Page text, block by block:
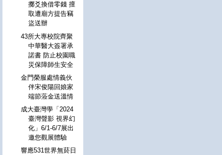
擲爻換借零錢 擅
取遭廟方提告竊
盜送辦
43所大專校院齊聚
中華醫大簽署承
諾書 防止校園職
災保障師生安全
金門榮服處情義伙
伴宋俊陽回娘家
端節蒞金送溫情
成大臺灣學「2024
臺灣聲影 視界幻
化」6/1-6/7展出
邀您觀展體驗
響應531世界無菸日